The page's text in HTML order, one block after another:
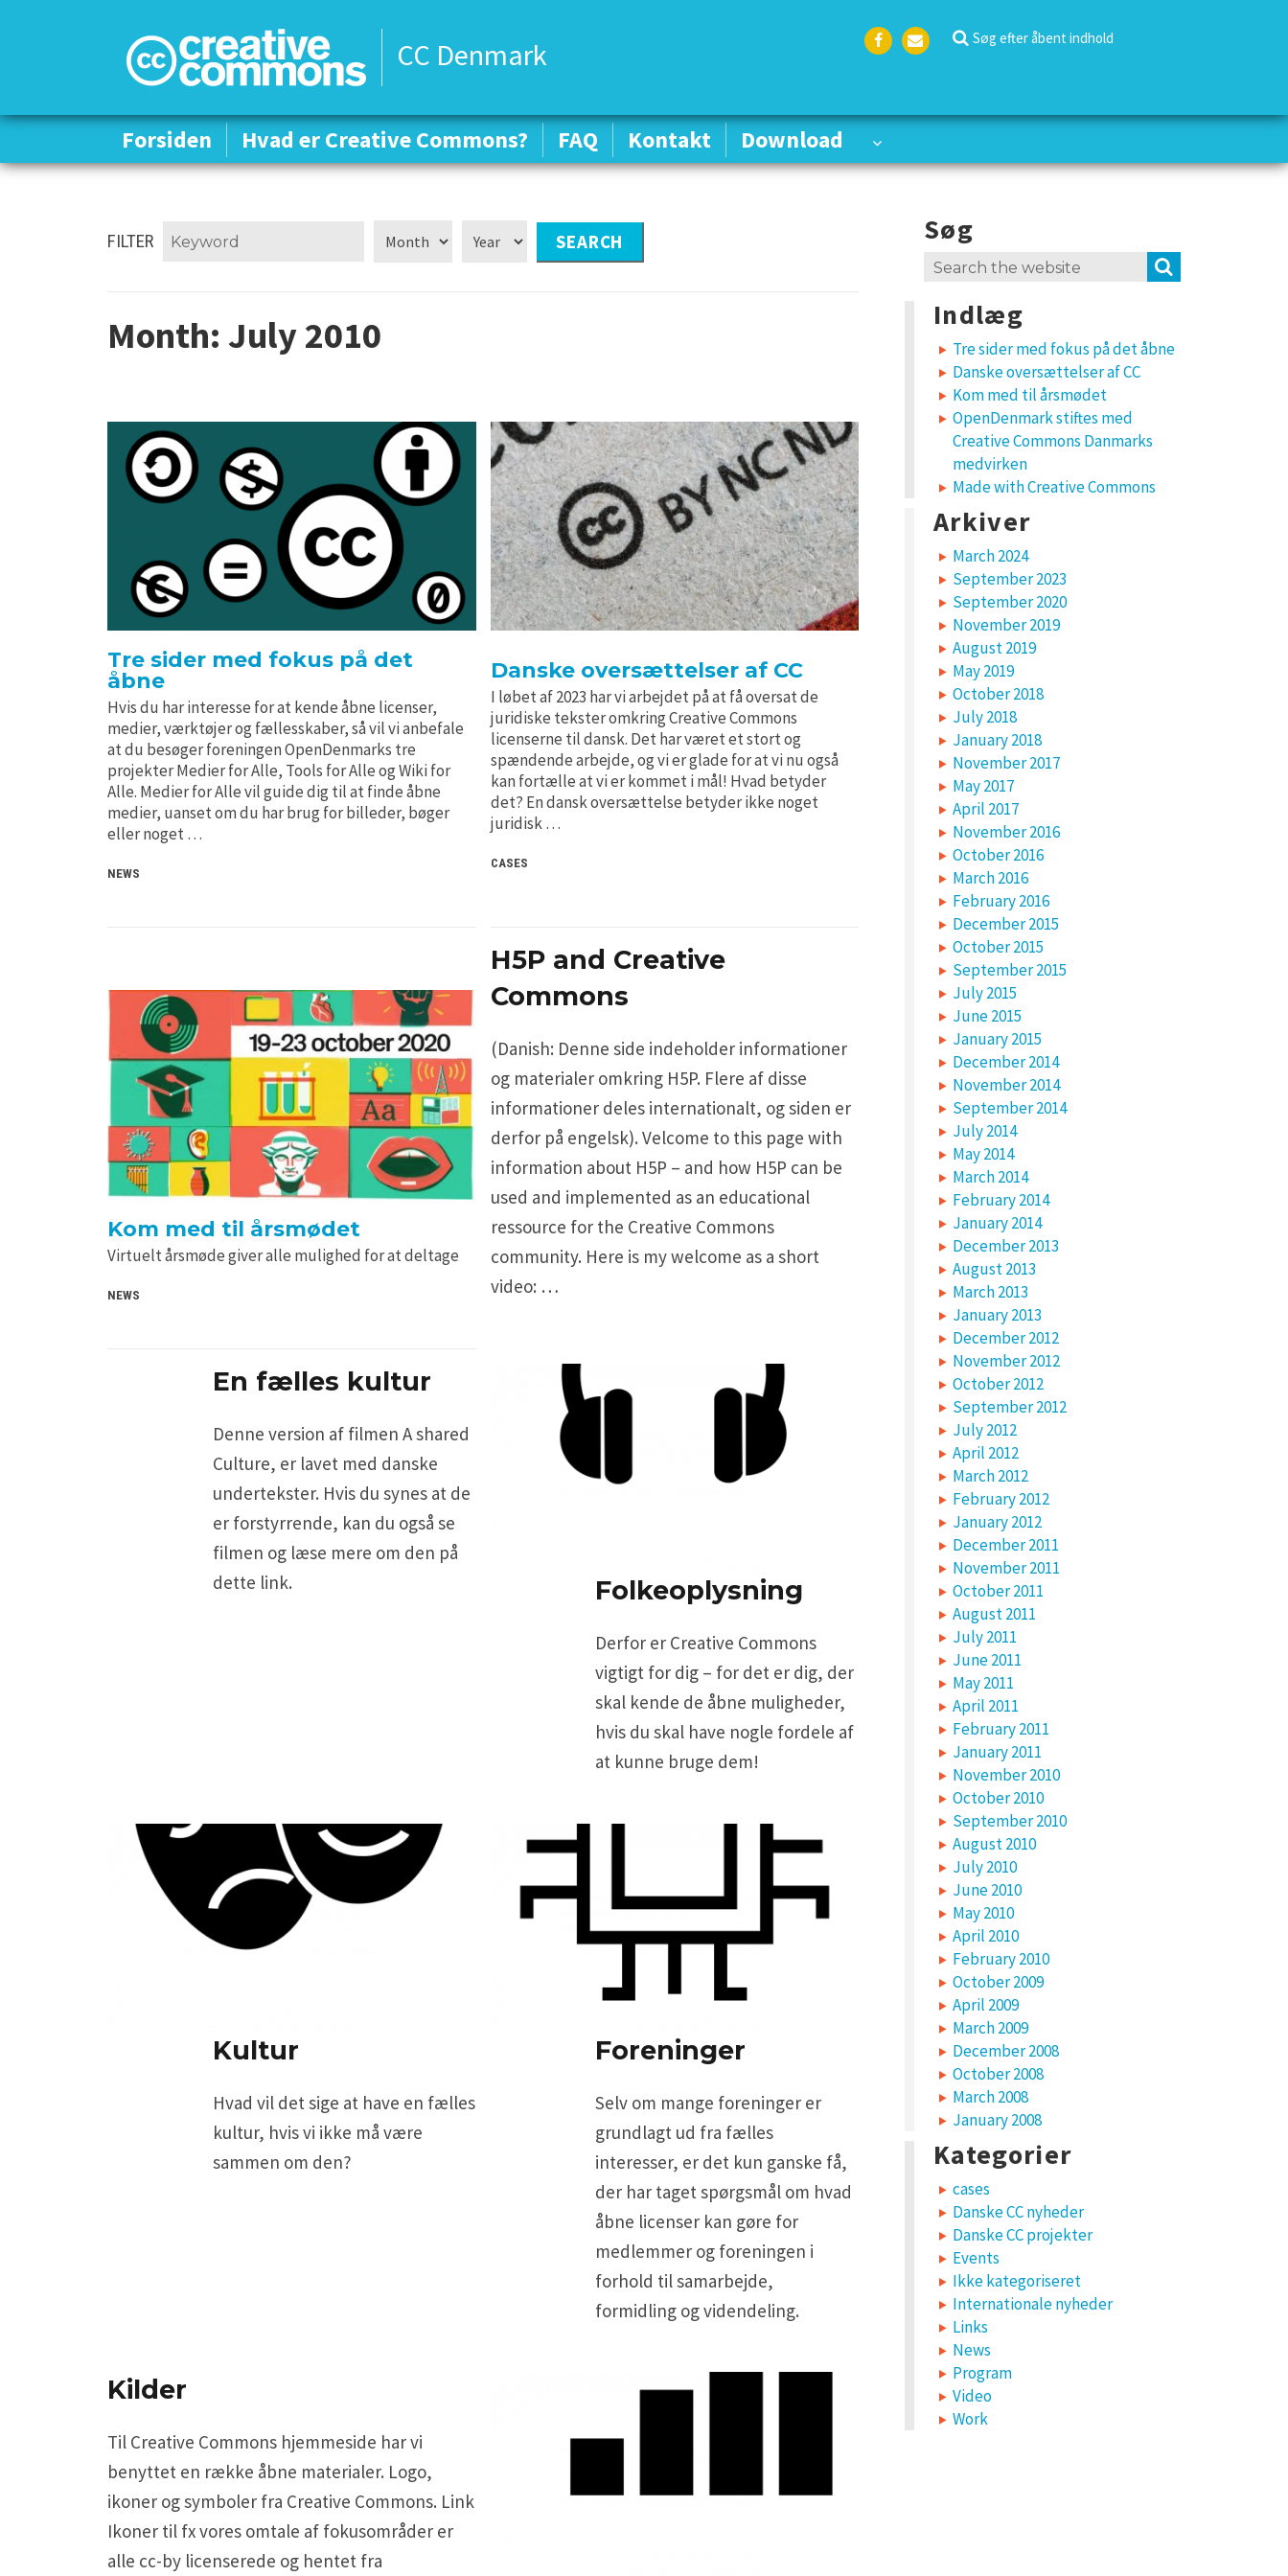
CC Denmark
k
Søg efter åbent indhold
Forsiden Hvad er Creative Commons? FAQ Kontakt Download
Forsiden Hvad er Creative Commons? FAQ Kontakt Download
FILTER
Month: July 2010
Tre sider med fokus på det
åbne
Hvis du har interesse for at kende åbne licenser,
medier, værktøjer og fællesskaber, så vil vi anbefale
at du besøger foreningen OpenDenmarks tre
projekter Medier for Alle, Tools for Alle og Wiki for
Alle. Medier for Alle vil guide dig til at finde åbne
medier, uanset om du har brug for billeder, bøger
eller noget …
NEWS
Danske oversættelser af CC
I løbet af 2023 har vi arbejdet på at få oversat de
juridiske tekster omkring Creative Commons
licenserne til dansk. Det har været et stort og
spændende arbejde, og vi er glade for at vi nu også
kan fortælle at vi er kommet i mål! Hvad betyder
det? En dansk oversættelse betyder ikke noget
juridisk …
CASES
Kom med til årsmødet
Virtuelt årsmøde giver alle mulighed for at deltage
NEWS
H5P and Creative
Commons
(Danish: Denne side indeholder informationer
og materialer omkring H5P. Flere af disse
informationer deles internationalt, og siden er
derfor på engelsk). Velcome to this page with
information about H5P – and how H5P can be
used and implemented as an educational
ressource for the Creative Commons
community. Here is my welcome as a short
video: …
En fælles kultur
Denne version af filmen A shared
Culture, er lavet med danske
undertekster. Hvis du synes at de
er forstyrrende, kan du også se
filmen og læse mere om den på
dette link.
Folkeoplysning
Derfor er Creative Commons
vigtigt for dig – for det er dig, der
skal kende de åbne muligheder,
hvis du skal have nogle fordele af
at kunne bruge dem!
Kultur
Hvad vil det sige at have en fælles
kultur, hvis vi ikke må være
sammen om den?
Foreninger
Selv om mange foreninger er
grundlagt ud fra fælles
interesser, er det kun ganske få,
der har taget spørgsmål om hvad
åbne licenser kan gøre for
medlemmer og foreningen i
forhold til samarbejde,
formidling og videndeling.
Kilder
Til Creative Commons hjemmeside har vi
benyttet en række åbne materialer. Logo,
ikoner og symboler fra Creative Commons. Link
Ikoner til fx vores omtale af fokusområder er
alle cc-by licenserede og hentet fra
Søg
Search
Indlæg
Tre sider med fokus på det åbne
Danske oversættelser af CC
Kom med til årsmødet
OpenDenmark stiftes med
Creative Commons Danmarks
medvirken
Made with Creative Commons
Arkiver
March 2024
September 2023
September 2020
November 2019
August 2019
May 2019
October 2018
July 2018
January 2018
November 2017
May 2017
April 2017
November 2016
October 2016
March 2016
February 2016
December 2015
October 2015
September 2015
July 2015
June 2015
January 2015
December 2014
November 2014
September 2014
July 2014
May 2014
March 2014
February 2014
January 2014
December 2013
August 2013
March 2013
January 2013
December 2012
November 2012
October 2012
September 2012
July 2012
April 2012
March 2012
February 2012
January 2012
December 2011
November 2011
October 2011
August 2011
July 2011
June 2011
May 2011
April 2011
February 2011
January 2011
November 2010
October 2010
September 2010
August 2010
July 2010
June 2010
May 2010
April 2010
February 2010
October 2009
April 2009
March 2009
December 2008
October 2008
March 2008
January 2008
Kategorier
cases
Danske CC nyheder
Danske CC projekter
Events
Ikke kategoriseret
Internationale nyheder
Links
News
Program
Video
Work